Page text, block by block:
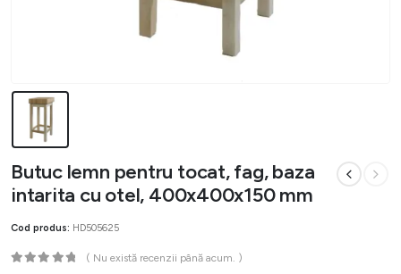
Butuc lemn pentru tocat, fag, baza
intarita cu otel, 400x400x150 mm
Cod produs: HD505625
( Nu există recenzii până acum. )